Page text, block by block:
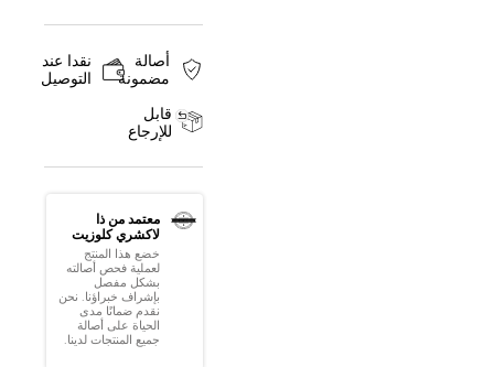
أصالة
مضمونة
نقدا عند
التوصيل
قابل
للإرجاع
معتمد من ذا
لاكشري كلوزيت
خضع هذا المنتج
لعملية فحص أصالته
بشكل مفصل
بإشراف خبراؤنا. نحن
نقدم ضمانًا مدى
الحياة على أصالة
جميع المنتجات لدينا.